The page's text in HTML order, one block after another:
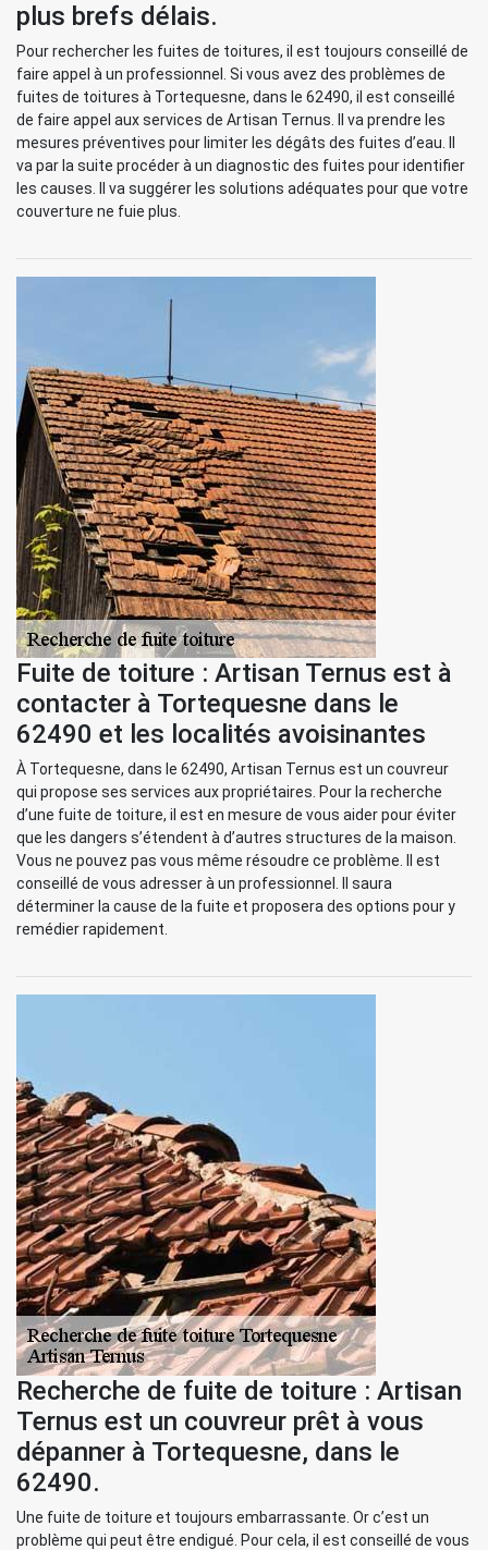
plus brefs délais.
Pour rechercher les fuites de toitures, il est toujours conseillé de
faire appel à un professionnel. Si vous avez des problèmes de
fuites de toitures à Tortequesne, dans le 62490, il est conseillé
de faire appel aux services de Artisan Ternus. Il va prendre les
mesures préventives pour limiter les dégâts des fuites d’eau. Il
va par la suite procéder à un diagnostic des fuites pour identifier
les causes. Il va suggérer les solutions adéquates pour que votre
couverture ne fuie plus.
Fuite de toiture : Artisan Ternus est à
contacter à Tortequesne dans le
62490 et les localités avoisinantes
À Tortequesne, dans le 62490, Artisan Ternus est un couvreur
qui propose ses services aux propriétaires. Pour la recherche
d’une fuite de toiture, il est en mesure de vous aider pour éviter
que les dangers s’étendent à d’autres structures de la maison.
Vous ne pouvez pas vous même résoudre ce problème. Il est
conseillé de vous adresser à un professionnel. Il saura
déterminer la cause de la fuite et proposera des options pour y
remédier rapidement.
Recherche de fuite de toiture : Artisan
Ternus est un couvreur prêt à vous
dépanner à Tortequesne, dans le
62490.
Une fuite de toiture et toujours embarrassante. Or c’est un
problème qui peut être endigué. Pour cela, il est conseillé de vous